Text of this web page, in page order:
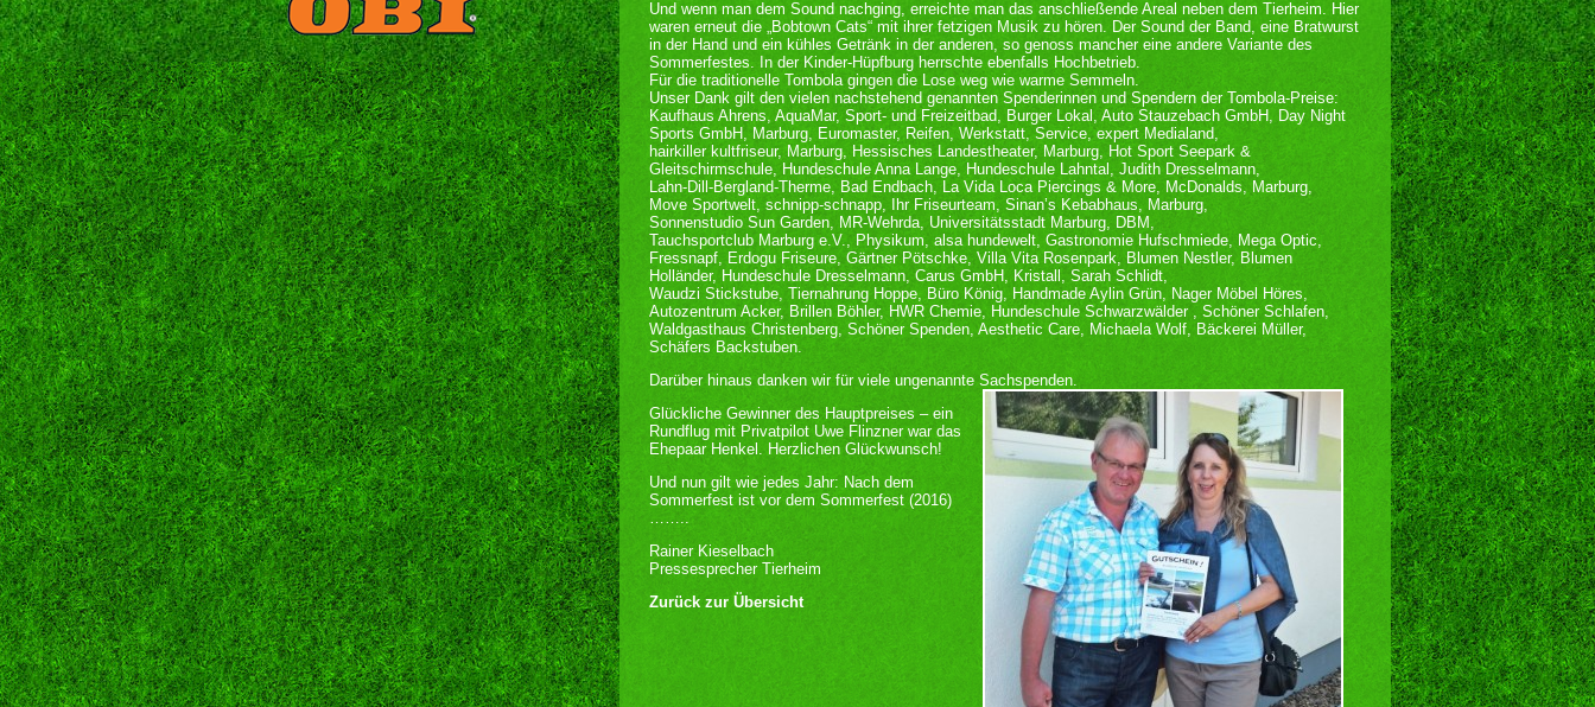
Und wenn man dem Sound nachging, erreichte man das anschließende Areal neben dem Tierheim. Hier
waren erneut die „Bobtown Cats“ mit ihrer fetzigen Musik zu hören. Der Sound der Band, eine Bratwurst
in der Hand und ein kühles Getränk in der anderen, so genoss mancher eine andere Variante des
Sommerfestes. In der Kinder-Hüpfburg herrschte ebenfalls Hochbetrieb.
Für die traditionelle Tombola gingen die Lose weg wie warme Semmeln.
Unser Dank gilt den vielen nachstehend genannten Spenderinnen und Spendern der Tombola-Preise:
Kaufhaus Ahrens, AquaMar, Sport- und Freizeitbad, Burger Lokal, Auto Stauzebach GmbH, Day Night
Sports GmbH, Marburg, Euromaster, Reifen, Werkstatt, Service, expert Medialand,
hairkiller kultfriseur, Marburg, Hessisches Landestheater, Marburg, Hot Sport Seepark &
Gleitschirmschule, Hundeschule Anna Lange, Hundeschule Lahntal, Judith Dresselmann,
Lahn-Dill-Bergland-Therme, Bad Endbach, La Vida Loca Piercings & More, McDonalds, Marburg,
Move Sportwelt, schnipp-schnapp, Ihr Friseurteam, Sinan’s Kebabhaus, Marburg,
Sonnenstudio Sun Garden, MR-Wehrda, Universitätsstadt Marburg, DBM,
Tauchsportclub Marburg e.V., Physikum, alsa hundewelt, Gastronomie Hufschmiede, Mega Optic,
Fressnapf, Erdogu Friseure, Gärtner Pötschke, Villa Vita Rosenpark, Blumen Nestler, Blumen
Holländer, Hundeschule Dresselmann, Carus GmbH, Kristall, Sarah Schlidt,
Waudzi Stickstube, Tiernahrung Hoppe, Büro König, Handmade Aylin Grün, Nager Möbel Höres,
Autozentrum Acker, Brillen Böhler, HWR Chemie, Hundeschule Schwarzwälder , Schöner Schlafen,
Waldgasthaus Christenberg, Schöner Spenden, Aesthetic Care, Michaela Wolf, Bäckerei Müller,
Schäfers Backstuben.
Darüber hinaus danken wir für viele ungenannte Sachspenden.
Glückliche Gewinner des Hauptpreises – ein
Rundflug mit Privatpilot Uwe Flinzner war das
Ehepaar Henkel. Herzlichen Glückwunsch!
Und nun gilt wie jedes Jahr: Nach dem
Sommerfest ist vor dem Sommerfest (2016)
……..
Rainer Kieselbach
Pressesprecher Tierheim
Zurück zur Übersicht